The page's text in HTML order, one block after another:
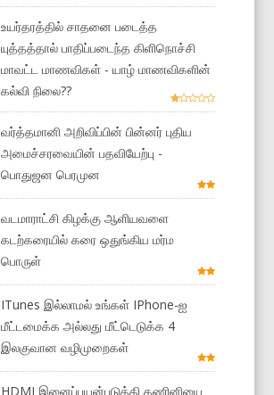
உயர்தரத்தில் சாதனை படைத்த
யுத்தத்தால் பாதிப்படைந்த கிளிநொச்சி
மாவட்ட மாணவிகள் - யாழ் மாணவிகளின்
கல்வி நிலை??
வர்த்தமானி அறிவிப்பின் பின்னர் புதிய
அமைச்சரவையின் பதவியேற்பு -
பொதுஜன பெரமுன
வடமாராட்சி கிழக்கு ஆளியவளை
கடற்கரையில் கரை ஒதுங்கிய மர்ம
பொருள்
ITunes இல்லாமல் உங்கள் IPhone-ஐ
மீட்டமைக்க அல்லது மீட்டெடுக்க 4
இலகுவான வழிமுறைகள்
HDMI இனைப்பயன்படுத்தி கணினியை